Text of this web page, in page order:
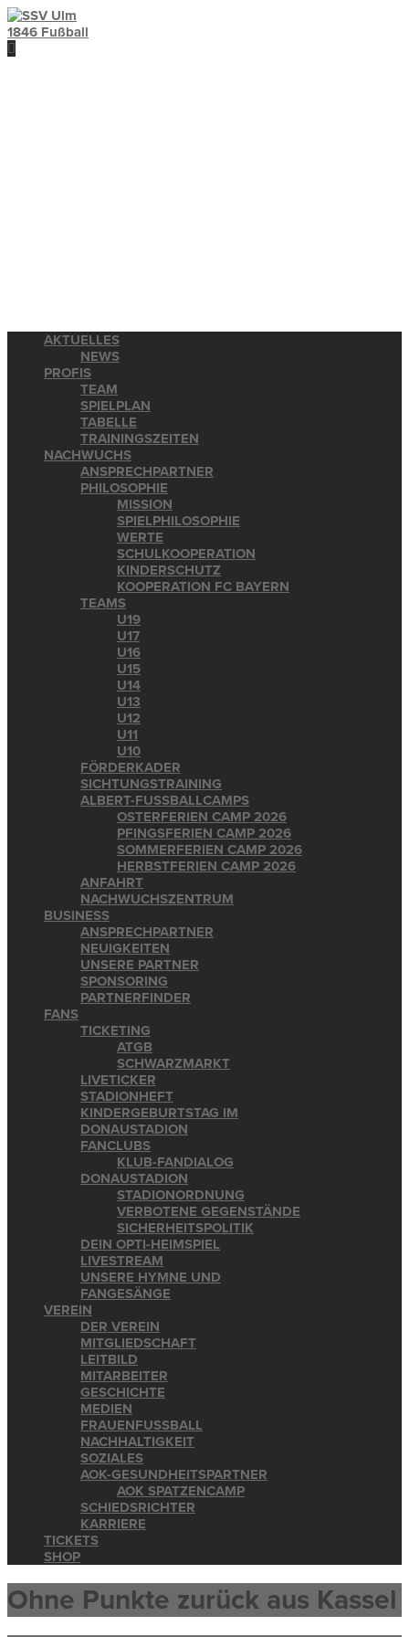
AKTUELLES
NEWS
PROFIS
TEAM
SPIELPLAN
TABELLE
TRAININGSZEITEN
NACHWUCHS
ANSPRECHPARTNER
PHILOSOPHIE
MISSION
SPIELPHILOSOPHIE
WERTE
SCHULKOOPERATION
KINDERSCHUTZ
KOOPERATION FC BAYERN
TEAMS
U19
U17
U16
U15
U14
U13
U12
U11
U10
FÖRDERKADER
SICHTUNGSTRAINING
ALBERT-FUSSBALLCAMPS
OSTERFERIEN CAMP 2026
PFINGSFERIEN CAMP 2026
SOMMERFERIEN CAMP 2026
HERBSTFERIEN CAMP 2026
ANFAHRT
NACHWUCHSZENTRUM
BUSINESS
ANSPRECHPARTNER
NEUIGKEITEN
UNSERE PARTNER
SPONSORING
PARTNERFINDER
FANS
TICKETING
ATGB
SCHWARZMARKT
LIVETICKER
STADIONHEFT
KINDERGEBURTSTAG IM
DONAUSTADION
FANCLUBS
KLUB-FANDIALOG
DONAUSTADION
STADIONORDNUNG
VERBOTENE GEGENSTÄNDE
SICHERHEITSPOLITIK
DEIN OPTI-HEIMSPIEL
LIVESTREAM
UNSERE HYMNE UND
FANGESÄNGE
VEREIN
DER VEREIN
MITGLIEDSCHAFT
LEITBILD
MITARBEITER
GESCHICHTE
MEDIEN
FRAUENFUSSBALL
NACHHALTIGKEIT
SOZIALES
AOK-GESUNDHEITSPARTNER
AOK SPATZENCAMP
SCHIEDSRICHTER
KARRIERE
TICKETS
SHOP
Ohne Punkte zurück aus Kassel